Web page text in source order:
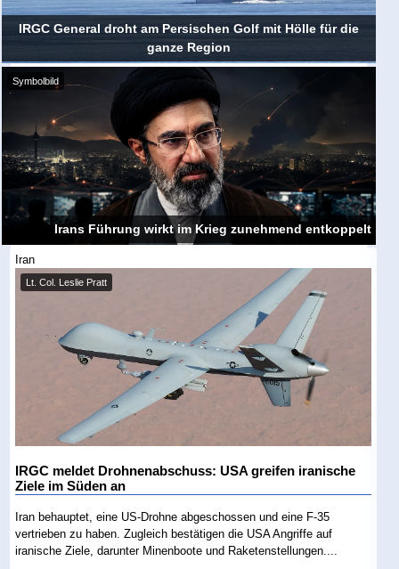
IRGC General droht am Persischen Golf mit Hölle für die
ganze Region
Symbolbild
Irans Führung wirkt im Krieg zunehmend entkoppelt
Iran
Lt. Col. Leslie Pratt
IRGC meldet Drohnenabschuss: USA greifen iranische
Ziele im Süden an
Iran behauptet, eine US-Drohne abgeschossen und eine F-35
vertrieben zu haben. Zugleich bestätigen die USA Angriffe auf
iranische Ziele, darunter Minenboote und Raketenstellungen....